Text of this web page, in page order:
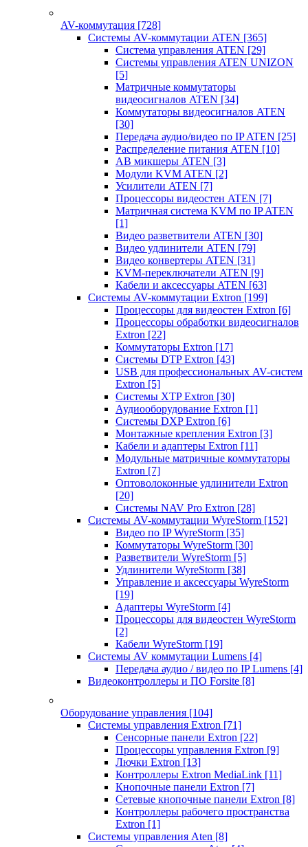
AV-коммутация [728]
Системы AV-коммутации ATEN [365]
Система управления ATEN [29]
Системы управления ATEN UNIZON
[5]
Матричные коммутаторы
видеосигналов ATEN [34]
Коммутаторы видеосигналов ATEN
[30]
Передача аудио/видео по IP ATEN [25]
Распределение питания ATEN [10]
АВ микшеры ATEN [3]
Модули KVM ATEN [2]
Усилители ATEN [7]
Процессоры видеостен ATEN [7]
Матричная система KVM по IP ATEN
[1]
Видео разветвители ATEN [30]
Видео удлинители ATEN [79]
Видео конвертеры ATEN [31]
KVM-переключатели ATEN [9]
Кабели и аксессуары ATEN [63]
Системы AV-коммутации Extron [199]
Процессоры для видеостен Extron [6]
Процессоры обработки видеосигналов
Extron [22]
Коммутаторы Extron [17]
Системы DTP Extron [43]
USB для профессиональных AV-систем
Extron [5]
Системы XTP Extron [30]
Аудиооборудование Extron [1]
Системы DXP Extron [6]
Монтажные крепления Extron [3]
Кабели и адаптеры Extron [11]
Модульные матричные коммутаторы
Extron [7]
Оптоволоконные удлинители Extron
[20]
Системы NAV Pro Extron [28]
Системы AV-коммутации WyreStorm [152]
Видео по IP WyreStorm [35]
Коммутаторы WyreStorm [30]
Разветвители WyreStorm [5]
Удлинители WyreStorm [38]
Управление и аксессуары WyreStorm
[19]
Адаптеры WyreStorm [4]
Процессоры для видеостен WyreStorm
[2]
Кабели WyreStorm [19]
Системы AV коммутации Lumens [4]
Передача аудио / видео по IP Lumens [4]
Видеоконтроллеры и ПО Forsite [8]
Оборудование управления [104]
Системы управления Extron [71]
Сенсорные панели Extron [22]
Процессоры управления Extron [9]
Лючки Extron [13]
Контроллеры Extron MediaLink [11]
Кнопочные панели Extron [7]
Сетевые кнопочные панели Extron [8]
Контроллеры рабочего пространства
Extron [1]
Системы управления Aten [8]